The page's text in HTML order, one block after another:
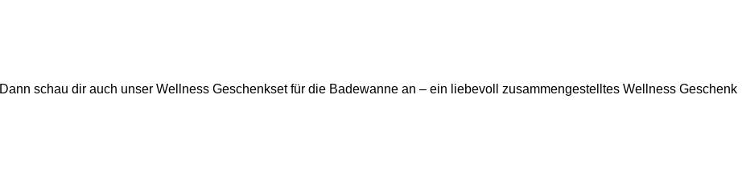
Dann schau dir auch unser Wellness Geschenkset für die Badewanne an – ein liebevoll zusammengestelltes Wellness Geschenk